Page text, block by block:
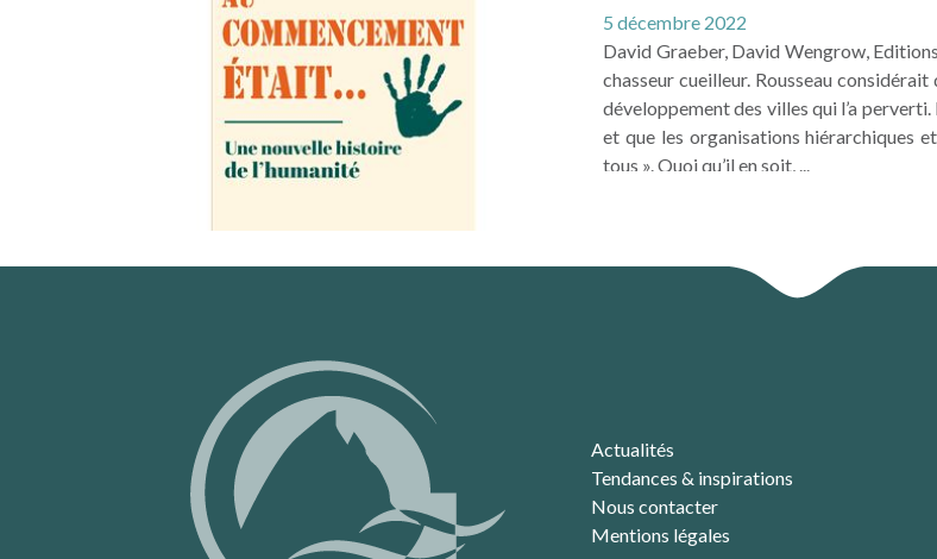
5 décembre 2022
David Graeber, David Wengrow,
chasseur cueilleur. Rousseau
développement des villes qui l’a
et que les organisations hiérarchiques
tous ». Quoi qu’il en soit, ...
Actualités
Tendances & inspirations
Nous contacter
Mentions légales